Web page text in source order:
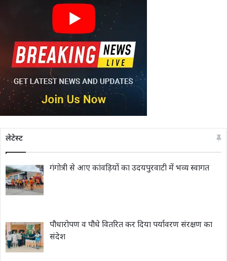
लेटेस्ट
गंगोत्री से आए कांवड़ियों का उदयपुरवाटी में भव्य स्वागत
पौधारोपण व पौधे वितरित कर दिया पर्यावरण संरक्षण का
संदेश